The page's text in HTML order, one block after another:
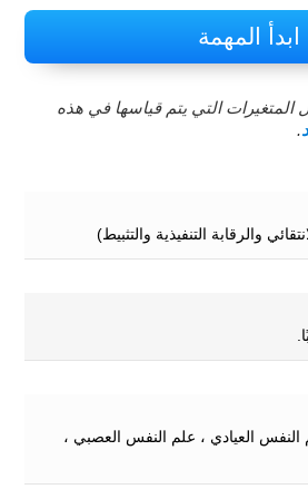
ابدأ المهمة
المتغيرات التي يتم قياسها في هذه
.
النفس العيادي ، علم النفس العصبي ،